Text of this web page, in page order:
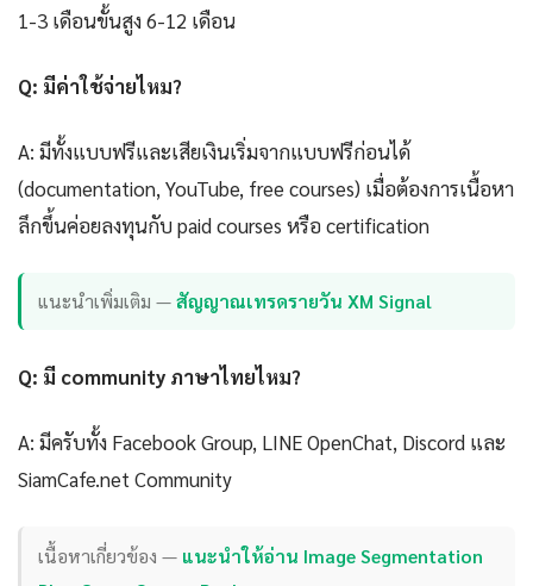
1-3 เดือนขั้นสูง 6-12 เดือน
Q: มีค่าใช้จ่ายไหม?
A: มีทั้งแบบฟรีและเสียเงินเริ่มจากแบบฟรีก่อนได้
(documentation, YouTube, free courses) เมื่อต้องการเนื้อหา
ลึกขึ้นค่อยลงทุนกับ paid courses หรือ certification
แนะนำเพิ่มเติม —สัญญาณเทรดรายวัน XM Signal
Q: มี community ภาษาไทยไหม?
A: มีครับทั้ง Facebook Group, LINE OpenChat, Discord และ
SiamCafe.net Community
เนื้อหาเกี่ยวข้อง — แนะนำให้อ่าน Image Segmentation